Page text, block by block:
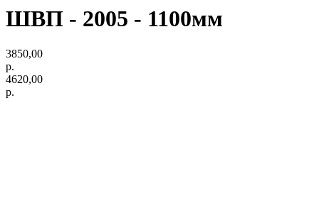
ШВП - 2005 - 1100мм
3850,00
р.
4620,00
р.